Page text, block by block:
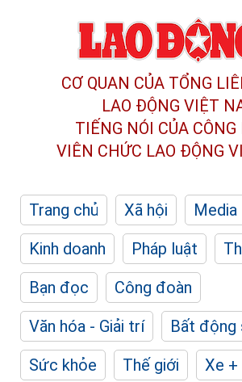
CƠ QUAN CỦA TỔNG
LAO ĐỘNG VIỆT
TIẾNG NÓI CỦA
VIÊN CHỨC LAO ĐỘNG
Trang chủ Xã hội Media
Kinh doanh
Pháp luật
Bạn đọc
Công đoàn
Văn hóa - Giải trí
Bất động
Sức khỏe
Thế giới
Xe +